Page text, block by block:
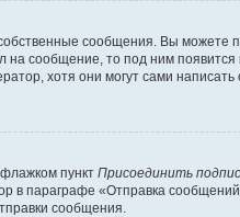
сообщения. Вы можете
сообщение, то под ним
хотя они могут сами
пункт Присоединить
параграфе «Отправка
сообщения.